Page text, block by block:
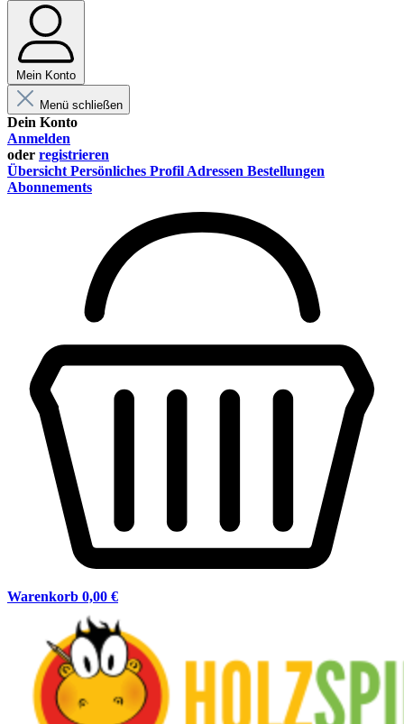
Mein Konto
Menü schließen
Dein Konto
Anmelden
oder registrieren
Übersicht Persönliches Profil Adressen Bestellungen
Abonnements
Warenkorb 0,00 €